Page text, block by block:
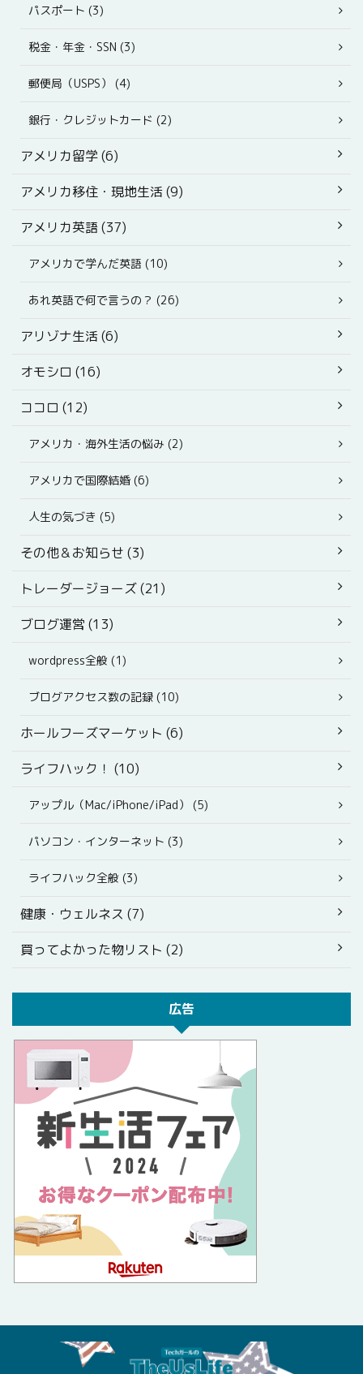
パスポート (3)
税金・年金・SSN (3)
郵便局（USPS） (4)
銀行・クレジットカード (2)
アメリカ留学 (6)
アメリカ移住・現地生活 (9)
アメリカ英語 (37)
アメリカで学んだ英語 (10)
あれ英語で何で言うの？ (26)
アリゾナ生活 (6)
オモシロ (16)
ココロ (12)
アメリカ・海外生活の悩み (2)
アメリカで国際結婚 (6)
人生の気づき (5)
その他＆お知らせ (3)
トレーダージョーズ (21)
ブログ運営 (13)
wordpress全般 (1)
ブログアクセス数の記録 (10)
ホールフーズマーケット (6)
ライフハック！ (10)
アップル（Mac/iPhone/iPad） (5)
パソコン・インターネット (3)
ライフハック全般 (3)
健康・ウェルネス (7)
買ってよかった物リスト (2)
広告